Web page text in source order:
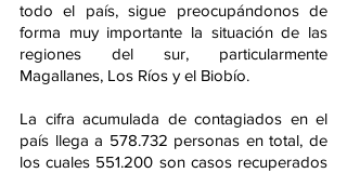
todo el país, sigue preocupándonos de
forma muy importante la situación de las
regiones del sur, particularmente
Magallanes, Los Ríos y el Biobío.
La cifra acumulada de contagiados en el
país llega a 578.732 personas en total, de
los cuales 551.200 son casos recuperados